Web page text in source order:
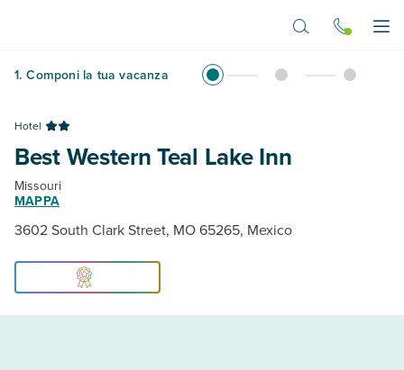
1. Componi la tua vacanza
Hotel
Best Western Teal Lake Inn
Missouri
MAPPA
3602 South Clark Street, MO 65265, Mexico